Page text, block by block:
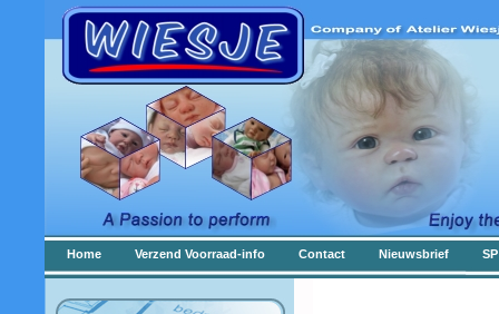
Home Verzend Voorraad-info Contact Nieuwsbrief